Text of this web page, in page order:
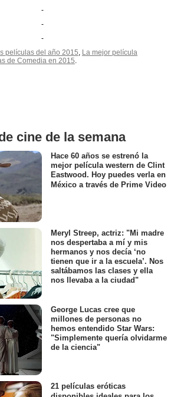
-
-
-
películas del año 2015, La mejor película
de Comedia en 2015.
cine de la semana
Hace 60 años se estrenó la
mejor película western de Clint
Eastwood. Hoy puedes verla en
México a través de Prime Video
Meryl Streep, actriz: "Mi madre
nos despertaba a mí y mis
hermanos y nos decía ‘no
tienen que ir a la escuela’. Nos
saltábamos las clases y ella
nos llevaba a la ciudad"
George Lucas cree que
millones de personas no
hemos entendido Star Wars:
"Simplemente quería olvidarme
de la ciencia"
21 películas eróticas